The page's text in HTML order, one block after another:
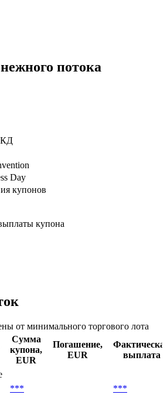
потока
Day
купонов
купона
от минимального торгового лота
Сумма
купона,
EUR
Погашение,
EUR
выплата
***
***